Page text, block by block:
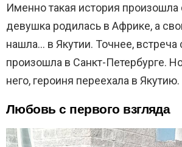
Именно такая история произошла
девушка родилась в Африке, а
нашла… в Якутии. Точнее,
произошла в Санкт-Петербурге.
него, героиня переехала в Якутию.
Любовь с первого взгляда